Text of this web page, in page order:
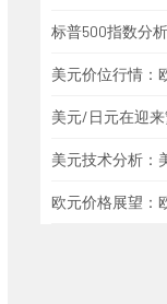
标普500指数分
美元/日元在迎
美元技术分析：
欧元价格展望：